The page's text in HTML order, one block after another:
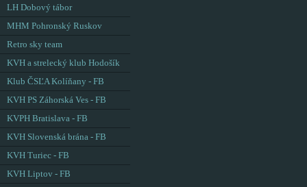
LH Dobový tábor
MHM Pohronský Ruskov
Retro sky team
KVH a strelecký klub Hodošík
Klub ČSĽA Kolíňany - FB
KVH PS Záhorská Ves - FB
KVPH Bratislava - FB
KVH Slovenská brána - FB
KVH Turiec - FB
KVH Liptov - FB